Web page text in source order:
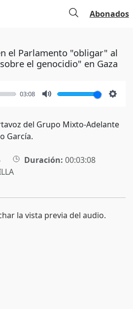
Abonados
el Parlamento "obligar" al
el genocidio" en Gaza
03:08
del Grupo Mixto-Adelante
García.
Duración: 00:03:08